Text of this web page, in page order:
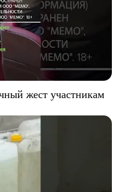
жест участникам